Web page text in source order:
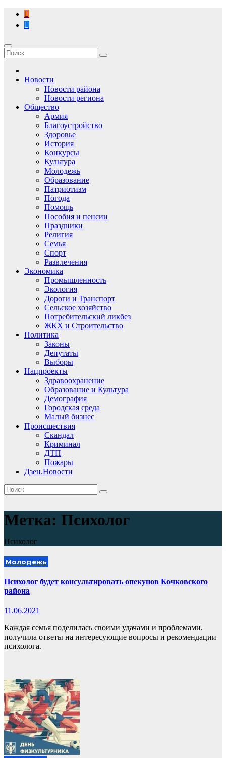
Перейти
содержимому
Новости
Новости района
Новости региона
Общество
Армия
Благоустройство
Здоровье
История
Конкурсы
Культура
Молодежь
Образование
Патриотизм
Погода
Помощь
Пособия и пенсии
Праздники
Религия
Семья
Спорт
Развлечения
Экономика
Промышленность
Экология
Дороги и Транспорт
Сельское хозяйство
Потребительский ликбез
ЖКХ и Строительство
Политика
Законы
Депутаты
Выборы
Нацпроекты
Здравоохранение
Образование и Культура
Демография
Городская среда
Малый бизнес
Происшествия
Скандал
Криминал
ДТП
Пожары
Дзен.Новости
Метка: Психолог
Психолог
Молодежь
Психолог будет консультировать опекунов Кочковского
района
11.06.2021
Каждая семья поделилась своими удачами и проблемами,
получила ответы на интересующие вопросы и рекомендации
психолога.